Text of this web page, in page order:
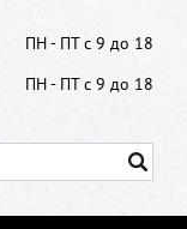
ПН - ПТ с 9 до 18
ПН - ПТ с 9 до 18